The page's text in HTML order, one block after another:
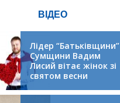
ВІДЕО
Лідер “Батьківщини”
Сумщини Вадим
Лисий вітає жінок зі
святом весни